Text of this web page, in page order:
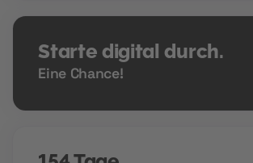
Starte digital durch.
Eine Chance!